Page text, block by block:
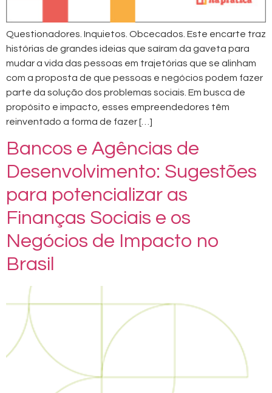
Questionadores. Inquietos. Obcecados. Este encarte traz
histórias de grandes ideias que saíram da gaveta para
mudar a vida das pessoas em trajetórias que se alinham
com a proposta de que pessoas e negócios podem fazer
parte da solução dos problemas sociais. Em busca de
propósito e impacto, esses empreendedores têm
reinventado a forma de fazer […]
Bancos e Agências de
Desenvolvimento: Sugestões
para potencializar as
Finanças Sociais e os
Negócios de Impacto no
Brasil